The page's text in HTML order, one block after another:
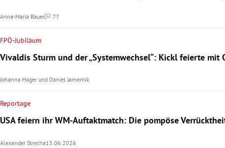
Anna-Maria Bauer 77
Kommentare
FPÖ-Jubiläum
Vivaldis Sturm und der „Systemwechsel“: Kickl feierte mit
Johanna Hager und Daniel Jamernik
Reportage
USA feiern ihr WM-Auftaktmatch: Die pompöse
Alexander Strecha13.06.2026